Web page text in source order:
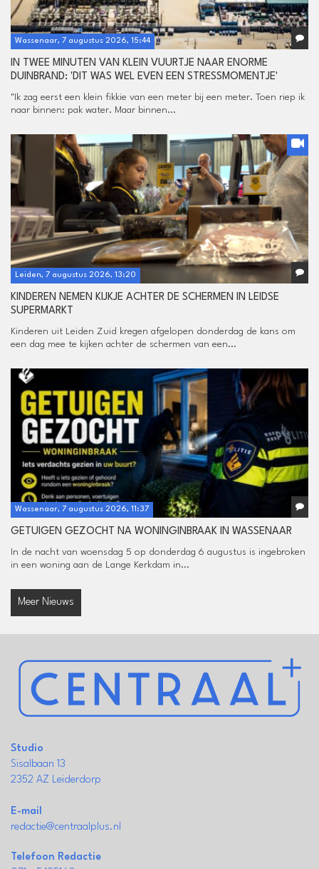
Wassenaar, 7 augustus 2026, 15:44
IN TWEE MINUTEN VAN KLEIN VUURTJE NAAR ENORME
DUINBRAND: 'DIT WAS WEL EVEN EEN STRESSMOMENTJE'
"Ik zag eerst een klein fikkie van een meter bij een meter. Toen riep ik
naar binnen: pak water. Maar binnen...
Leiden, 7 augustus 2026, 13:20
KINDEREN NEMEN KIJKJE ACHTER DE SCHERMEN IN LEIDSE
SUPERMARKT
Kinderen uit Leiden Zuid kregen afgelopen donderdag de kans om
een dag mee te kijken achter de schermen van een...
Wassenaar, 7 augustus 2026, 11:37
GETUIGEN GEZOCHT NA WONINGINBRAAK IN WASSENAAR
In de nacht van woensdag 5 op donderdag 6 augustus is ingebroken
in een woning aan de Lange Kerkdam in...
Meer Nieuws
Studio
Sisalbaan 13
2352 AZ Leiderdorp
E-mail
redactie@centraalplus.nl
Telefoon Redactie